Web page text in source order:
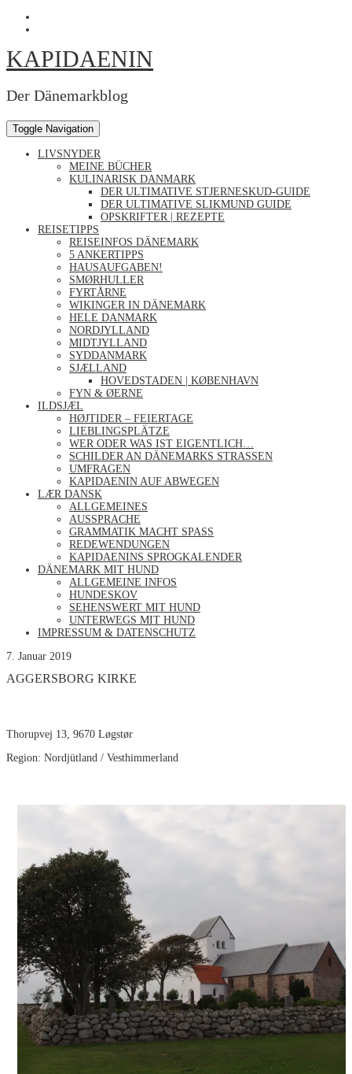
auf
Facebook
kapidaenin
auf
anzeigen
KAPIDAENIN
Der Dänemarkblog
Toggle Navigation
LIVSNYDER
MEINE BÜCHER
KULINARISK DANMARK
DER ULTIMATIVE STJERNESKUD-GUIDE
DER ULTIMATIVE SLIKMUND GUIDE
OPSKRIFTER | REZEPTE
REISETIPPS
REISEINFOS DÄNEMARK
5 ANKERTIPPS
HAUSAUFGABEN!
SMØRHULLER
FYRTÅRNE
WIKINGER IN DÄNEMARK
HELE DANMARK
NORDJYLLAND
MIDTJYLLAND
SYDDANMARK
SJÆLLAND
HOVEDSTADEN | KØBENHAVN
FYN & ØERNE
ILDSJÆL
HØJTIDER – FEIERTAGE
LIEBLINGSPLÄTZE
WER ODER WAS IST EIGENTLICH…
SCHILDER AN DÄNEMARKS STRASSEN
UMFRAGEN
KAPIDAENIN AUF ABWEGEN
LÆR DANSK
ALLGEMEINES
AUSSPRACHE
GRAMMATIK MACHT SPASS
REDEWENDUNGEN
KAPIDAENINS SPROGKALENDER
DÄNEMARK MIT HUND
ALLGEMEINE INFOS
HUNDESKOV
SEHENSWERT MIT HUND
UNTERWEGS MIT HUND
IMPRESSUM & DATENSCHUTZ
7. Januar 2019
AGGERSBORG KIRKE
Thorupvej 13, 9670 Løgstør
Region: Nordjütland / Vesthimmerland